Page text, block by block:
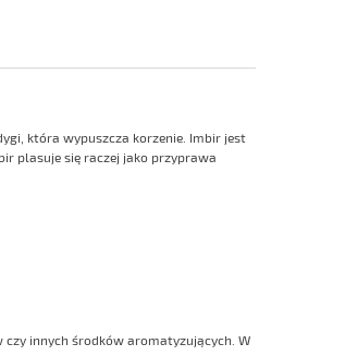
która wypuszcza korzenie. Imbir jest
plasuje się raczej jako przyprawa
innych środków aromatyzujących. W